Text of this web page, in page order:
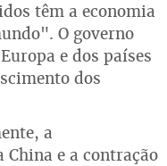
têm a economia
O governo
e dos países
dos
a
China e a contração